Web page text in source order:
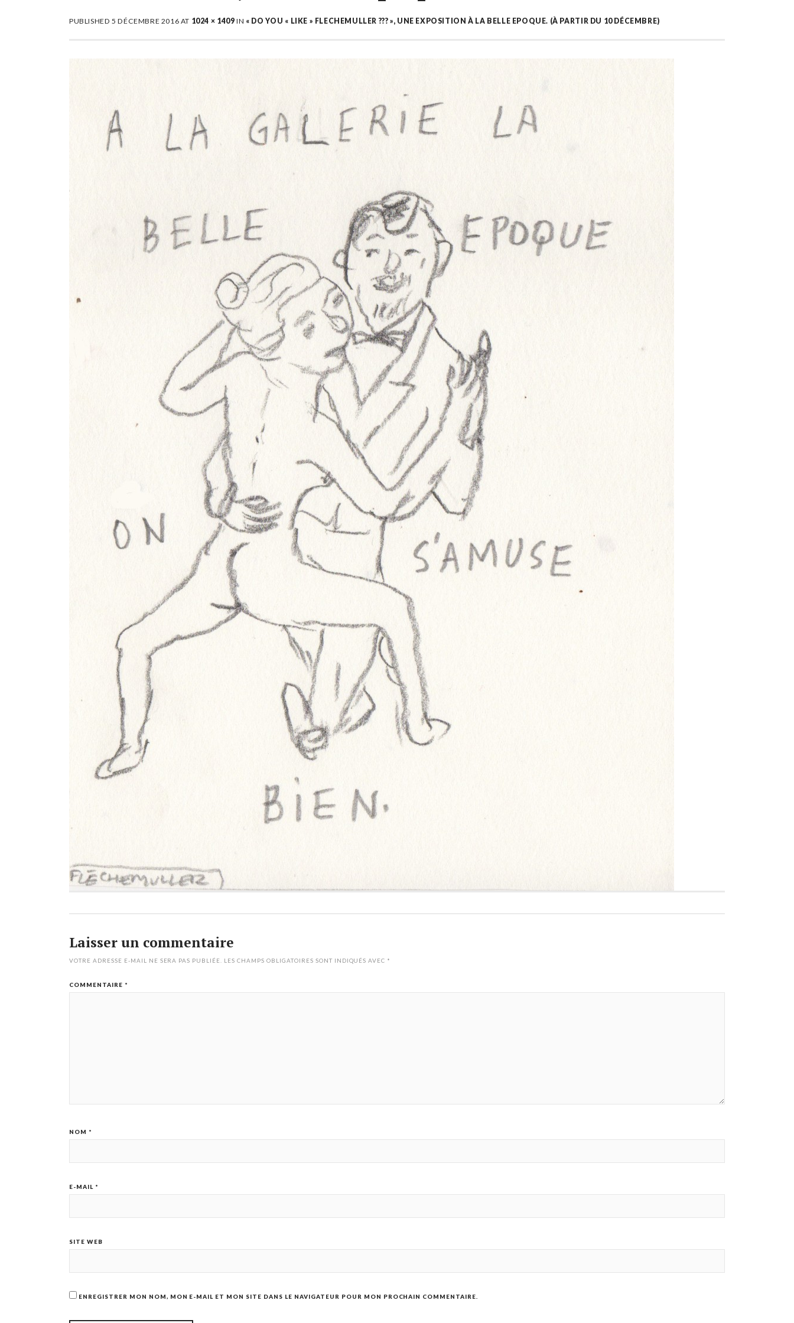
PUBLISHED5 DÉCEMBRE 2016 AT 1024 × 1409 IN « DO YOU « LIKE » FLECHEMULLER ??? », UNE EXPOSITION À LA BELLE EPOQUE. (À PARTIR DU 10 DÉCEMBRE)
Laisser un commentaire
VOTRE ADRESSE E-MAIL NE SERA PAS PUBLIÉE. LES CHAMPS OBLIGATOIRES SONT INDIQUÉS AVEC *
COMMENTAIRE *
NOM *
E-MAIL *
SITE WEB
ENREGISTRER MON NOM, MON E-MAIL ET MON SITE DANS LE NAVIGATEUR POUR MON PROCHAIN COMMENTAIRE.